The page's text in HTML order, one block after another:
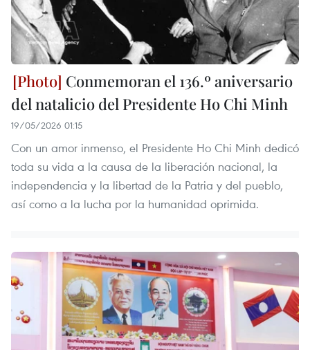
Conmemoran el 136.º aniversario
del natalicio del Presidente Ho Chi Minh
19/05/2026 01:15
Con un amor inmenso, el Presidente Ho Chi Minh dedicó
toda su vida a la causa de la liberación nacional, la
independencia y la libertad de la Patria y del pueblo,
así como a la lucha por la humanidad oprimida.